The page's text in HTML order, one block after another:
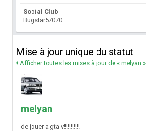
Social Club
Bugstar57070
Mise à jour unique du statut
Afficher toutes les mises à jour de « melyan »
melyan
de jouer a gta v!!!!!!!!!!!